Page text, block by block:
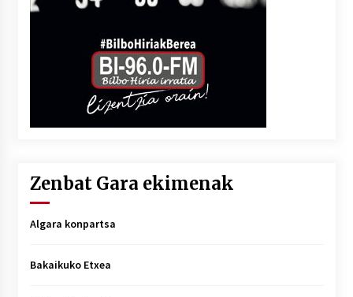
Zenbat Gara ekimenak
Algara konpartsa
Bakaikuko Etxea